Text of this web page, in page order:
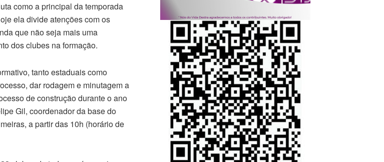
como a principal da temporada
ela divide atenções com os
que não seja mais uma
dos clubes na formação.
tanto estaduais como
dar rodagem e minutagem a
de construção durante o ano
Gil, coordenador da base do
a partir das 10h (horário de